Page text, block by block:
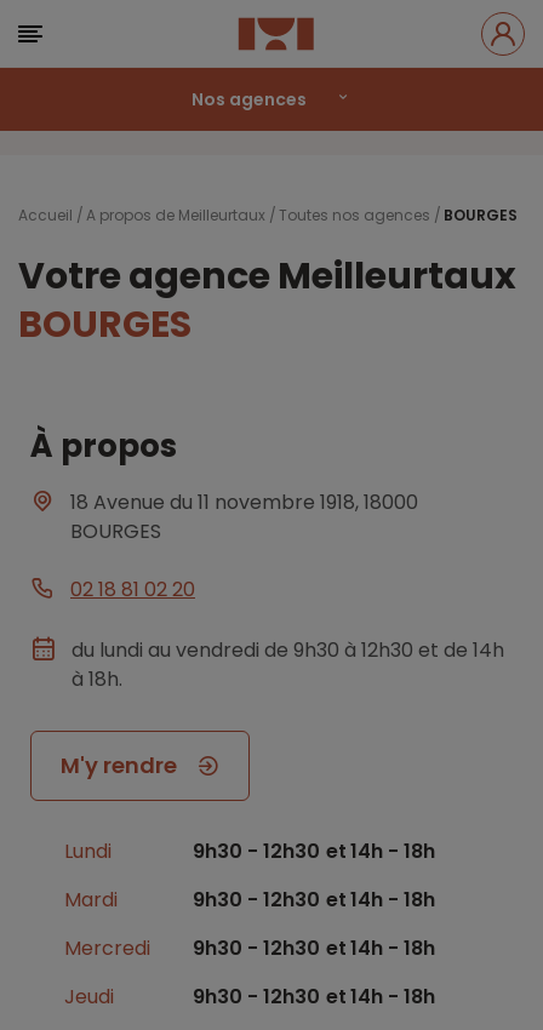
Nos agences
Accueil A propos de Meilleurtaux Toutes nos agences BOURGES
Votre agence Meilleurtaux
BOURGES
À propos
18 Avenue du 11 novembre 1918, 18000
BOURGES
02 18 81 02 20
du lundi au vendredi de 9h30 à 12h30 et de 14h
à 18h.
M'y rendre
Lundi 9h30 - 12h30
14h - 18h
Mardi
9h30 - 12h30
14h - 18h
Mercredi
9h30 - 12h30
14h - 18h
Jeudi
9h30 - 12h30
14h - 18h